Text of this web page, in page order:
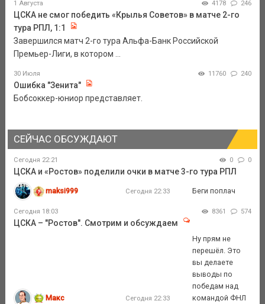
1 Августа 4178 246
ЦСКА не смог победить «Крылья Советов» в матче 2-го
тура РПЛ, 1:1
Завершился матч 2-го тура Альфа-Банк Российской
Премьер-Лиги, в котором ...
30 Июля 11760 240
Ошибка "Зенита"
Бобсоккер-юниор представляет.
СЕЙЧАС ОБСУЖДАЮТ
Сегодня 22:21 0 0
ЦСКА и «Ростов» поделили очки в матче 3-го тура РПЛ
maksi999 Сегодня 22:33 Беги поплач
Сегодня 18:03 8361 574
ЦСКА – "Ростов". Смотрим и обсуждаем
Макс Сегодня 22:33
Ну прям не
перешёл. Это
вы делаете
выводы по
победам над
командой ФНЛ